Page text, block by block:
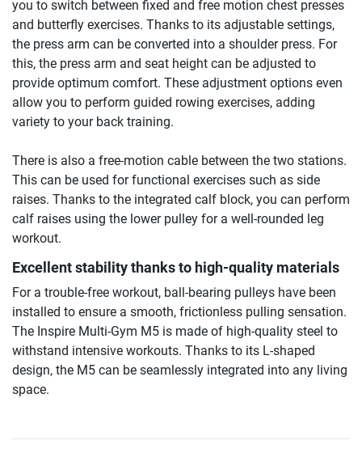
you to switch between fixed and free motion chest presses
and butterfly exercises. Thanks to its adjustable settings,
the press arm can be converted into a shoulder press. For
this, the press arm and seat height can be adjusted to
provide optimum comfort. These adjustment options even
allow you to perform guided rowing exercises, adding
variety to your back training.
There is also a free-motion cable between the two stations.
This can be used for functional exercises such as side
raises. Thanks to the integrated calf block, you can perform
calf raises using the lower pulley for a well-rounded leg
workout.
Excellent stability thanks to high-quality materials
For a trouble-free workout, ball-bearing pulleys have been
installed to ensure a smooth, frictionless pulling sensation.
The Inspire Multi-Gym M5 is made of high-quality steel to
withstand intensive workouts. Thanks to its L-shaped
design, the M5 can be seamlessly integrated into any living
space.